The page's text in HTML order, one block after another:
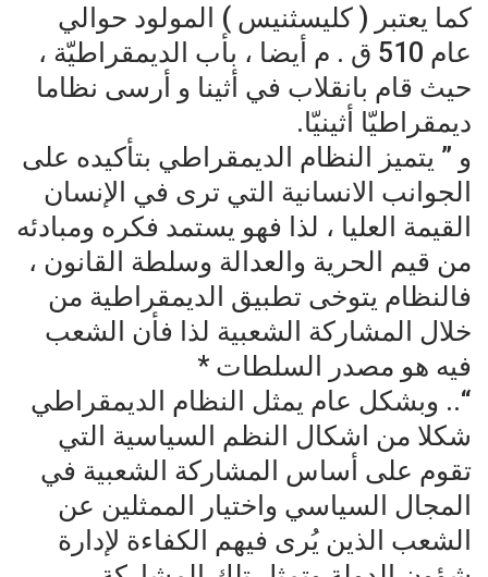
كما يعتبر ( كليسثنيس ) المولود حوالي
عام 510 ق . م أيضا ، بأب الديمقراطيّة ،
حيث قام بانقلاب في أثينا و أرسى نظاما
ديمقراطيّا أثينيّا.
و ” يتميز النظام الديمقراطي بتأكيده على
الجوانب الانسانية التي ترى في الإنسان
القيمة العليا ، لذا فهو يستمد فكره ومبادئه
من قيم الحرية والعدالة وسلطة القانون ،
فالنظام يتوخى تطبيق الديمقراطية من
خلال المشاركة الشعبية لذا فأن الشعب
فيه هو مصدر السلطات *
“.. وبشكل عام يمثل النظام الديمقراطي
شكلا من اشكال النظم السياسية التي
تقوم على أساس المشاركة الشعبية في
المجال السياسي واختيار الممثلين عن
الشعب الذين يُرى فيهم الكفاءة لإدارة